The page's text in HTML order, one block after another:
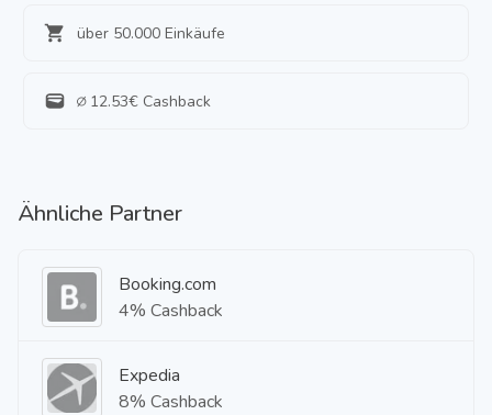
über 50.000 Einkäufe
∅ 12.53€ Cashback
Ähnliche Partner
Booking.com
4% Cashback
Expedia
8% Cashback